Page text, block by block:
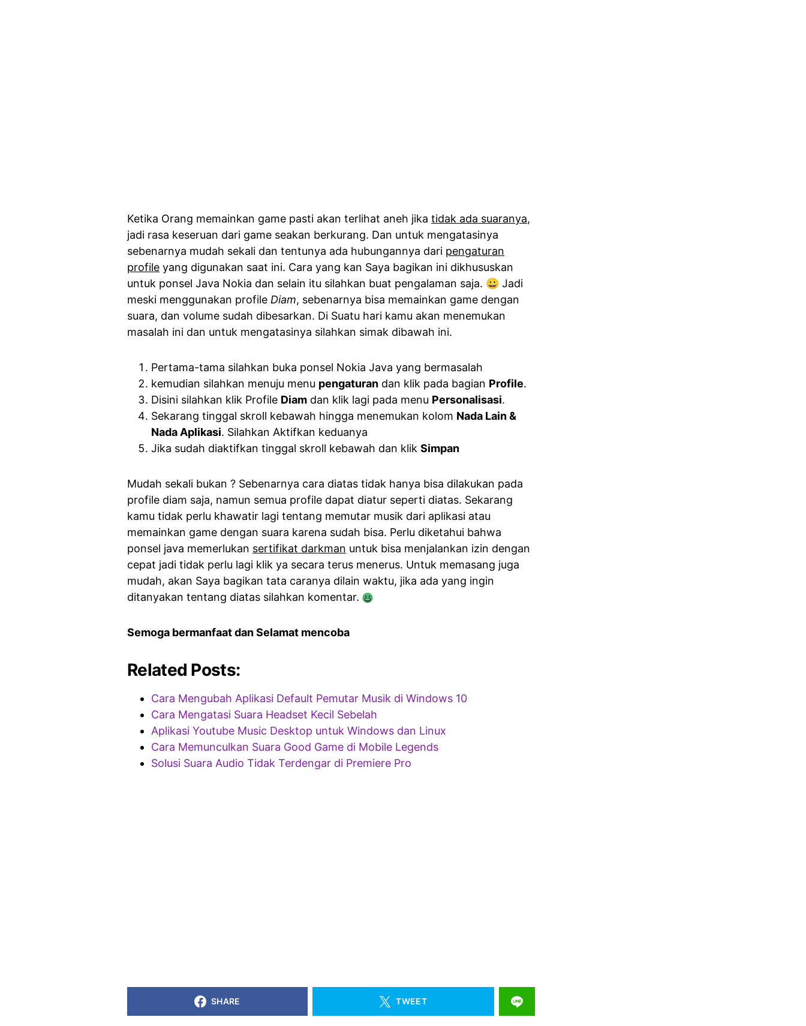
Ketika Orang memainkan game pasti akan terlihat aneh jika tidak ada suaranya,
jadi rasa keseruan dari game seakan berkurang. Dan untuk mengatasinya
sebenarnya mudah sekali dan tentunya ada hubungannya dari pengaturan
profile yang digunakan saat ini. Cara yang kan Saya bagikan ini dikhususkan
untuk ponsel Java Nokia dan selain itu silahkan buat pengalaman saja. 😀 Jadi
meski menggunakan profile Diam, sebenarnya bisa memainkan game dengan
suara, dan volume sudah dibesarkan. Di Suatu hari kamu akan menemukan
masalah ini dan untuk mengatasinya silahkan simak dibawah ini.
Pertama-tama silahkan buka ponsel Nokia Java yang bermasalah
kemudian silahkan menuju menu pengaturan dan klik pada bagian Profile.
Disini silahkan klik Profile Diam dan klik lagi pada menu Personalisasi.
Sekarang tinggal skroll kebawah hingga menemukan kolom Nada Lain &
Nada Aplikasi. Silahkan Aktifkan keduanya
Jika sudah diaktifkan tinggal skroll kebawah dan klik Simpan
Mudah sekali bukan ? Sebenarnya cara diatas tidak hanya bisa dilakukan pada
profile diam saja, namun semua profile dapat diatur seperti diatas. Sekarang
kamu tidak perlu khawatir lagi tentang memutar musik dari aplikasi atau
memainkan game dengan suara karena sudah bisa. Perlu diketahui bahwa
ponsel java memerlukan sertifikat darkman untuk bisa menjalankan izin dengan
cepat jadi tidak perlu lagi klik ya secara terus menerus. Untuk memasang juga
mudah, akan Saya bagikan tata caranya dilain waktu, jika ada yang ingin
ditanyakan tentang diatas silahkan komentar.
Semoga bermanfaat dan Selamat mencoba
Related Posts:
Cara Mengubah Aplikasi Default Pemutar Musik di Windows 10
Cara Mengatasi Suara Headset Kecil Sebelah
Aplikasi Youtube Music Desktop untuk Windows dan Linux
Cara Memunculkan Suara Good Game di Mobile Legends
Solusi Suara Audio Tidak Terdengar di Premiere Pro
SHARE TWEET